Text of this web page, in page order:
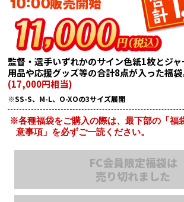
監督・選手いずれかのサイン色紙1枚とジ
用品や応援グッズ等の合計8点が入った福袋
(17,000円相当)
※SS-S、M-L、O-XOの3サイズ展開
※各種福袋をご購入の際は、最下部の「福
意事項」を必ずご一読ください。
FC会員限定福袋は
売り切れました